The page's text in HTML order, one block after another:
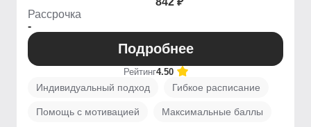
Рассрочка
-
Подробнее
Рейтинг4.50
Индивидуальный подход Гибкое расписание
Помощь с мотивацией Максимальные баллы